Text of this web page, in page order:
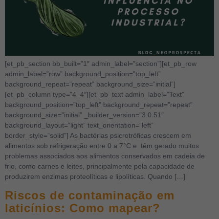
[et_pb_section bb_built=”1″ admin_label=”section”][et_pb_row
admin_label=”row” background_position=”top_left”
background_repeat=”repeat” background_size=”initial”]
[et_pb_column type=”4_4″][et_pb_text admin_label=”Text”
background_position=”top_left” background_repeat=”repeat”
background_size=”initial” _builder_version=”3.0.51″
background_layout=”light” text_orientation=”left”
border_style=”solid”] As bactérias psicrotróficas crescem em
alimentos sob refrigeração entre 0 a 7°C e têm gerado muitos
problemas associados aos alimentos conservados em cadeia de
frio, como carnes e leites, principalmente pela capacidade de
produzirem enzimas proteolíticas e lipolíticas. Quando […]
Riscos de contaminação em
laticínios: Como mapear?